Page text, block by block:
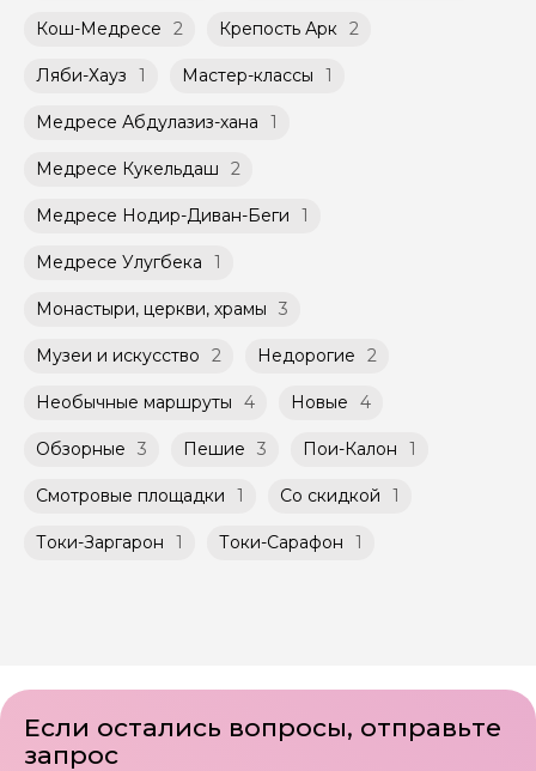
к Оферте Сервиса.
Способы оплаты на сайте: Картой
российского банка можно оплатить любую
экскурсию.
Кош-Медресе 2 Крепость Арк 2
Ляби-Хауз 1 Мастер-классы 1
Медресе Абдулазиз-хана 1
Медресе Кукельдаш 2
Медресе Нодир-Диван-Беги 1
Медресе Улугбека 1
Монастыри, церкви, храмы 3
Музеи и искусство 2 Недорогие 2
Необычные маршруты 4 Новые 4
Обзорные 3 Пешие 3 Пои-Калон 1
Смотровые площадки 1 Со скидкой 1
Токи-Заргарон 1 Токи-Сарафон 1
Если остались вопросы, отправьте
запрос